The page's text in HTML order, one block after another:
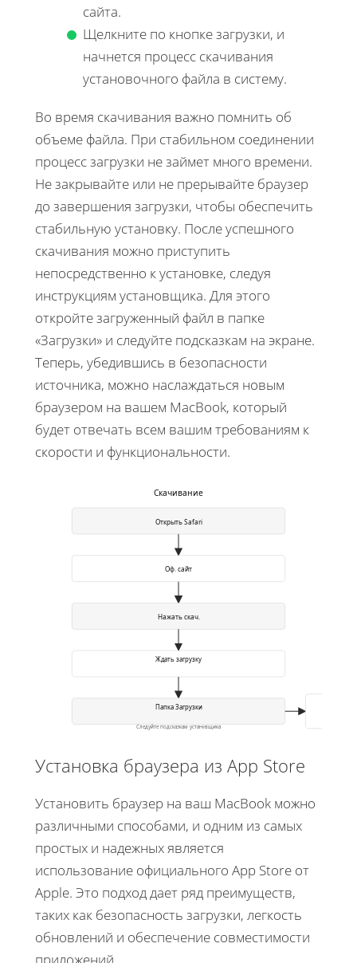
сайта.
Щелкните по кнопке загрузки, и
начнется процесс скачивания
установочного файла в систему.
Во время скачивания важно помнить об
объеме файла. При стабильном соединении
процесс загрузки не займет много времени.
Не закрывайте или не прерывайте браузер
до завершения загрузки, чтобы обеспечить
стабильную установку. После успешного
скачивания можно приступить
непосредственно к установке, следуя
инструкциям установщика. Для этого
откройте загруженный файл в папке
«Загрузки» и следуйте подсказкам на экране.
Теперь, убедившись в безопасности
источника, можно наслаждаться новым
браузером на вашем MacBook, который
будет отвечать всем вашим требованиям к
скорости и функциональности.
Скачивание
Открыть Safari
Оф. сайт
Нажать скач.
Ждать загрузку
Папка Загрузки
Следуйте подсказкам установщика
Установка браузера из App Store
Установить браузер на ваш MacBook можно
различными способами, и одним из самых
простых и надежных является
использование официального App Store от
Apple. Это подход дает ряд преимуществ,
таких как безопасность загрузки, легкость
обновлений и обеспечение совместимости